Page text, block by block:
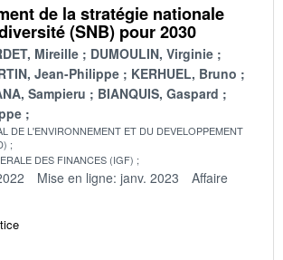
de la stratégie nationale
(SNB) pour 2030
Mireille
DUMOULIN, Virginie
Jean-Philippe
KERHUEL, Bruno
Sampieru
BIANQUIS, Gaspard
DE L'ENVIRONNEMENT ET DU DEVELOPPEMENT
DES FINANCES (IGF)
Mise en ligne: janv. 2023
Affaire